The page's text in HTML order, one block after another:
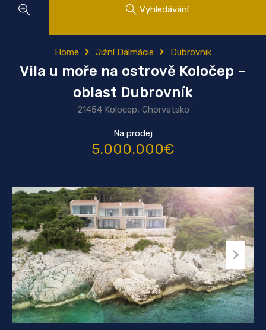
Vyhledávání
Home Jižní Dalmácie Dubrovnik
Vila u moře na ostrově Koločep –
oblast Dubrovník
21454 Kolocep, Chorvatsko
Na prodej
5.000.000€